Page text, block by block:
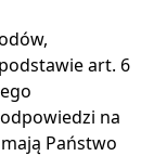
art. 6
na
Państwo